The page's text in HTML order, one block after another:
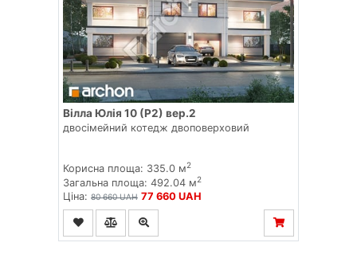
Вілла Юлія 10 (Р2) вер.2
двосімейний котедж двоповерховий
Корисна площа: 335.0 м2
Загальна площа: 492.04 м2
Ціна: 80 660 UAH 77 660 UAH